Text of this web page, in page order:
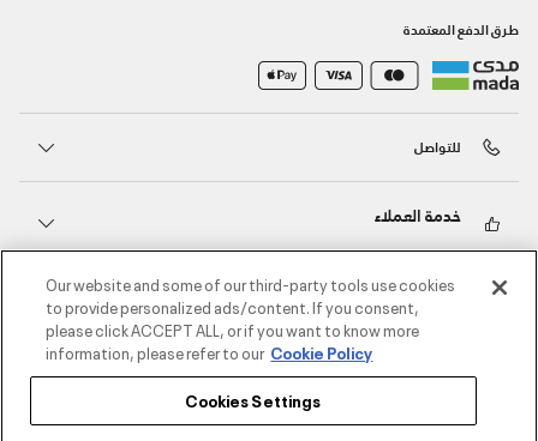
طرق الدفع المعتمدة
للتواصل
خدمة العملاء
حول أندر آرمر
أندر آرمر على الشبكات الاجتماعية
Our website and some of our third-party tools use cookies
to provide personalized ads/content. If you consent,
please click ACCEPT ALL, or if you want to know more
information, please refer to our Cookie Policy
Cookies Settings